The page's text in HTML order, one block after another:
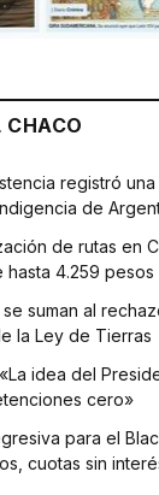
CHACO
registró
de
de rutas en
hasta 4.259 pesos
se suman al
la Ley de Tierras
idea del
cero»
para el
cuotas sin